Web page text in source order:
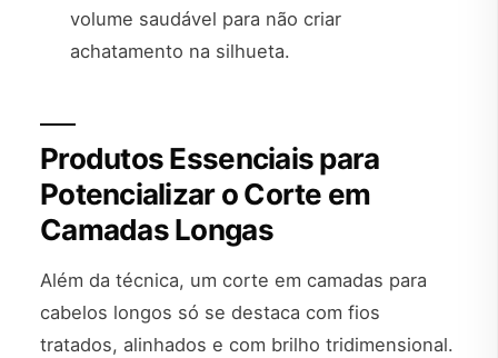
volume saudável para não criar
achatamento na silhueta.
Produtos Essenciais para
Potencializar o Corte em
Camadas Longas
Além da técnica, um corte em camadas para
cabelos longos só se destaca com fios
tratados, alinhados e com brilho tridimensional.